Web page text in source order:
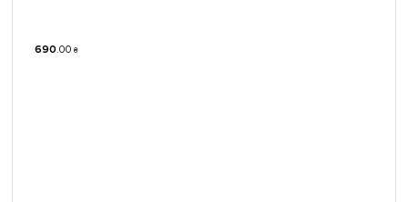
690. 00 ₴